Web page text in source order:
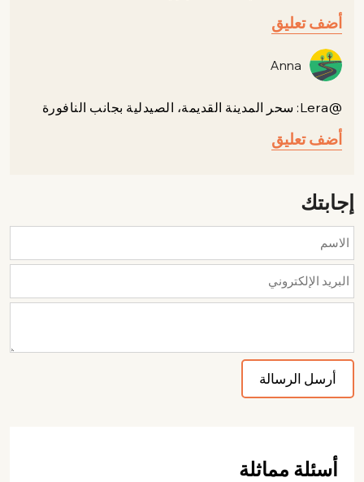
أضف تعليق
Anna
@Lera: سحر المدينة القديمة، الصيدلية بجانب النافورة
أضف تعليق
إجابتك
أسئلة مماثلة